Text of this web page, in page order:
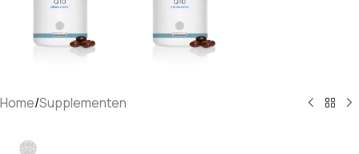
Home/Supplementen